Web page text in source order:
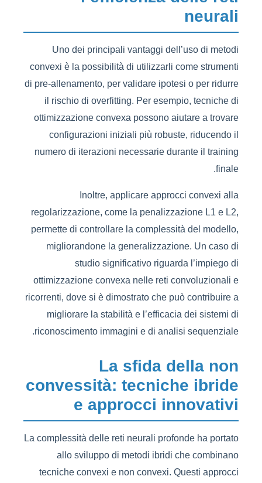
neurali
Uno dei principali vantaggi dell’uso di metodi
convexi è la possibilità di utilizzarli come strumenti
di pre-allenamento, per validare ipotesi o per ridurre
il rischio di overfitting. Per esempio, tecniche di
ottimizzazione convexa possono aiutare a trovare
configurazioni iniziali più robuste, riducendo il
numero di iterazioni necessarie durante il training
finale.
Inoltre, applicare approcci convexi alla
regolarizzazione, come la penalizzazione L1 e L2,
permette di controllare la complessità del modello,
migliorandone la generalizzazione. Un caso di
studio significativo riguarda l’impiego di
ottimizzazione convexa nelle reti convoluzionali e
ricorrenti, dove si è dimostrato che può contribuire a
migliorare la stabilità e l’efficacia dei sistemi di
riconoscimento immagini e di analisi sequenziale.
La sfida della non
convessità: tecniche ibride
e approcci innovativi
La complessità delle reti neurali profonde ha portato
allo sviluppo di metodi ibridi che combinano
tecniche convexi e non convexi. Questi approcci